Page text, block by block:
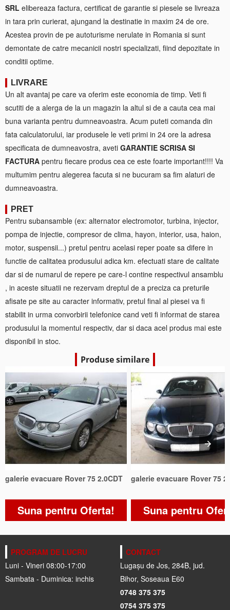
SRL elibereaza factura, certificat de garantie si piesele se livreaza
in tara prin curierat, ajungand la destinatie in maxim 24 de ore.
Acestea provin de pe autoturisme nerulate in Romania si sunt
demontate de catre mecanicii nostri specializati, fiind depozitate in
conditii optime.
LIVRARE
Un alt avantaj pe care va oferim este economia de timp. Veti fi
scutiti de a alerga de la un magazin la altul si de a cauta cea mai
buna varianta pentru dumneavoastra. Acum puteti comanda din
fata calculatorului, iar produsele le veti primi in 24 ore la adresa
specificata de dumneavostra, aveti GARANTIE SCRISA SI
FACTURA pentru fiecare produs cea ce este foarte important!!!! Va
multumim pentru alegerea facuta si ne bucuram sa fim alaturi de
dumneavoastra.
PRET
Pentru subansamble (ex: alternator electromotor, turbina, injector,
pompa de injectie, compresor de clima, hayon, interior, usa, haion,
motor, suspensii...) pretul pentru acelasi reper poate sa difere in
functie de calitatea produsului adica km. efectuati stare de calitate
dar si de numarul de repere pe care-l contine respectivul ansamblu
, in aceste situatii ne rezervam dreptul de a preciza ca preturile
afisate pe site au caracter informativ, pretul final al piesei va fi
stabilit in urma convorbirii telefonice cand veti fi informat de starea
produsului la momentul respectiv, dar si daca acel produs mai este
disponibil in stoc.
Produse similare
galerie evacuare Rover 75 2.0CDT
Suna pentru Oferta!
galerie evacuare Rover 75
Suna pentru
PROGRAM DE LUCRU
Luni - Vineri 08:00-17:00
Sambata - Duminica: inchis
CONTACT
Lugașu de Jos, 284B, jud.
Bihor, Soseaua E60
0748 375 375
0754 375 375